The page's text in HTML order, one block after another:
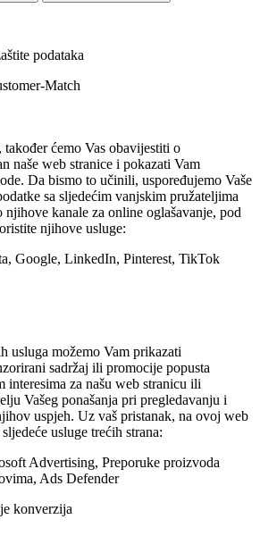
podataka
Match
također ćemo Vas obavijestiti o
naše web stranice i pokazati Vam
Da bismo to učinili, uspoređujemo Vaše
sa sljedećim vanjskim pružateljima
kanale za online oglašavanje, pod
njihove usluge:
Google, LinkedIn, Pinterest, TikTok
usluga možemo Vam prikazati
sadržaj ili promocije popusta
interesima za našu web stranicu ili
Vašeg ponašanja pri pregledavanju i
uspjeh. Uz vaš pristanak, na ovoj web
usluge trećih strana:
Advertising, Preporuke proizvoda
Ads Defender
konverzija